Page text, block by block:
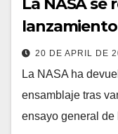
La NASA se
20 DE APRIL DE
La NASA ha
ensamblaje tras
ensayo general de